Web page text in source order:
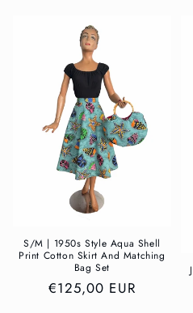
S/M | 1950s Style Aqua Shell
Print Cotton Skirt And Matching
Bag Set
Normale
€125,00 EUR